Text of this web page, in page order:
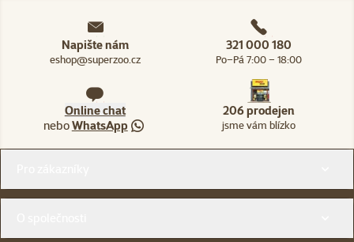
Napište nám
eshop@superzoo.cz
321 000 180
Po–Pá 7:00 – 18:00
Online chat
neboWhatsApp
206 prodejen
jsme vám blízko